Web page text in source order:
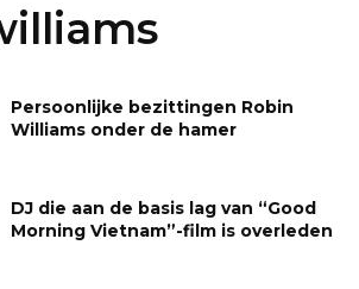
Persoonlijke bezittingen Robin
Williams onder de hamer
DJ die aan de basis lag van “Good
Morning Vietnam”-film is overleden